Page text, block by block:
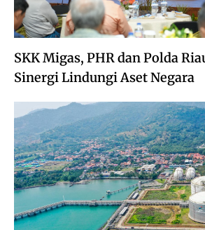
SKK Migas, PHR dan Polda
Sinergi Lindungi Aset Negara